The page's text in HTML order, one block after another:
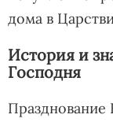
дома в
История и
Господня
Празднование